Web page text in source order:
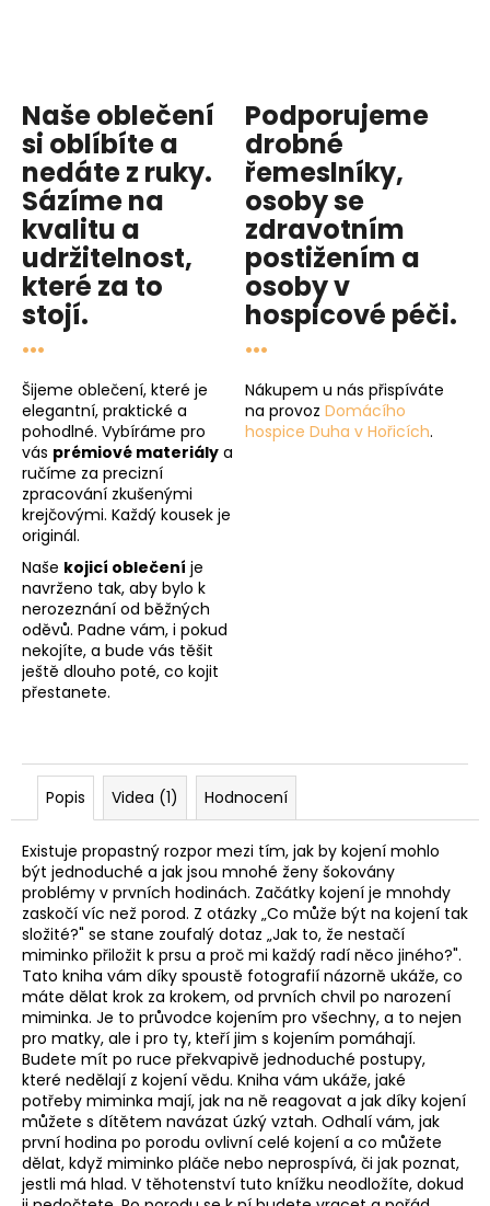
Naše oblečení
si oblíbíte a
nedáte z ruky.
Sázíme na
kvalitu a
udržitelnost,
které za to
stojí.
...
Šijeme oblečení, které je
elegantní, praktické a
pohodlné. Vybíráme pro
vás prémiové materiály a
ručíme za precizní
zpracování zkušenými
krejčovými. Každý kousek je
originál.
Naše kojicí oblečení je
navrženo tak, aby bylo k
nerozeznání od běžných
oděvů. Padne vám, i pokud
nekojíte, a bude vás těšit
ještě dlouho poté, co kojit
přestanete.
Podporujeme
drobné
řemeslníky,
osoby se
zdravotním
postižením a
osoby v
hospicové péči.
...
Nákupem u nás přispíváte
na provoz Domácího
hospice Duha v Hořicích.
Popis Videa (1) Hodnocení
Existuje propastný rozpor mezi tím, jak by kojení mohlo
být jednoduché a jak jsou mnohé ženy šokovány
problémy v prvních hodinách. Začátky kojení je mnohdy
zaskočí víc než porod. Z otázky „Co může být na kojení tak
složité?" se stane zoufalý dotaz „Jak to, že nestačí
miminko přiložit k prsu a proč mi každý radí něco jiného?".
Tato kniha vám díky spoustě fotografií názorně ukáže, co
máte dělat krok za krokem, od prvních chvil po narození
miminka. Je to průvodce kojením pro všechny, a to nejen
pro matky, ale i pro ty, kteří jim s kojením pomáhají.
Budete mít po ruce překvapivě jednoduché postupy,
které nedělají z kojení vědu. Kniha vám ukáže, jaké
potřeby miminka mají, jak na ně reagovat a jak díky kojení
můžete s dítětem navázat úzký vztah. Odhalí vám, jak
první hodina po porodu ovlivní celé kojení a co můžete
dělat, když miminko pláče nebo neprospívá, či jak poznat,
jestli má hlad. V těhotenství tuto knížku neodložíte, dokud